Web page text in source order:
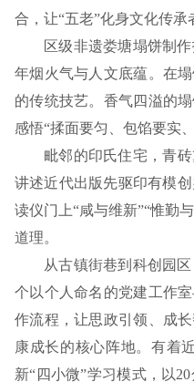
合，让“五老”化身文化传
区级非遗娄塘塌饼制
年烟火气与人文底蕴。在
的传统技艺。香气四溢的
感悟“揉面要匀、包馅要实
毗邻的印氏住宅，青
讲述近代出版先驱印有模
读仪门上“咸与维新”“惟勤
道理。
从古镇街巷到科创园
个以个人命名的党建工作
作流程，让思政引领、成
康成长的核心阵地。有着
新“四小微”学习模式，以